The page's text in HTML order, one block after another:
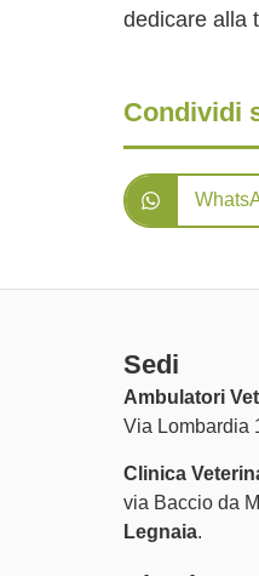
dedicare alla
Condividi
Sedi
Ambulatori
Via Lombardia
Clinica
via Baccio da
Legnaia.